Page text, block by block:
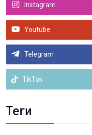
Instagram
Youtube
Telegram
TikTok
Теги